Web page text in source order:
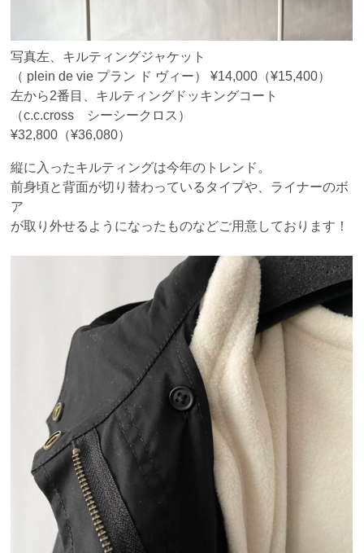
写真左、キルティングジャケット
（ plein de vie プラン ド ヴィー） ¥14,000（¥15,400）
左から2番目、キルティングドッキングコート
（c.c.cross シーシークロス）
¥32,800（¥36,080）
縦に入ったキルティングは今年のトレンド。
前身頃と背面が切り替わっているタイプや、ライナーのボ
ア
が取り外せるようになったものなどご用意しております！